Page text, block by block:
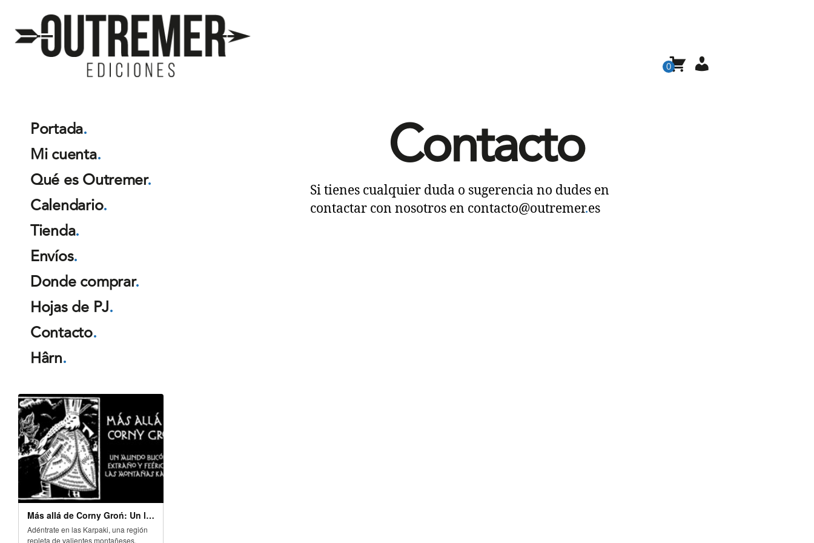
0
Portada.
Mi cuenta.
Qué es Outremer.
Calendario.
Tienda.
Envíos.
Donde comprar.
Hojas de PJ.
Contacto.
Hârn.
Contacto
Si tienes cualquier duda o sugerencia no dudes en
contactar con nosotros en contacto@outremer.es